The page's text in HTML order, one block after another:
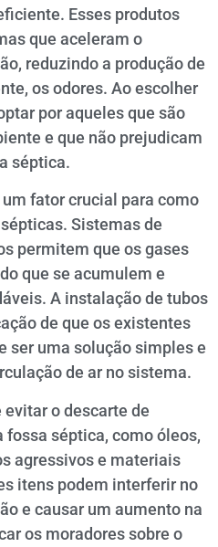
Esses produtos
que aceleram o
reduzindo a produção de
os odores. Ao escolher
por aqueles que são
e que não prejudicam
séptica.
fator crucial para como
Sistemas de
permitem que os gases
que se acumulem e
A instalação de tubos
de que os existentes
ser uma solução simples e
de ar no sistema.
o descarte de
fossa séptica, como óleos,
agressivos e materiais
itens podem interferir no
e causar um aumento na
os moradores sobre o